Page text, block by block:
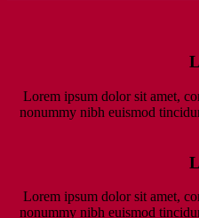
Lorem ipsum dolor sit amet,
nonummy nibh euismod
Lorem ipsum dolor sit amet,
nonummy nibh euismod